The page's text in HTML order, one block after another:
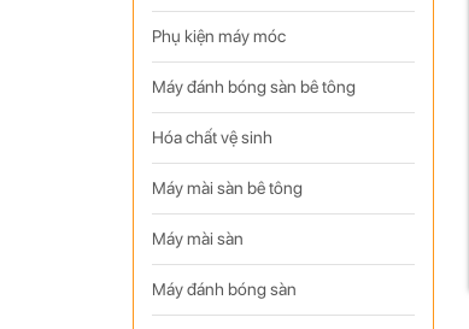
Phụ kiện máy móc
Máy đánh bóng sàn bê tông
Hóa chất vệ sinh
Máy mài sàn bê tông
Máy mài sàn
Máy đánh bóng sàn